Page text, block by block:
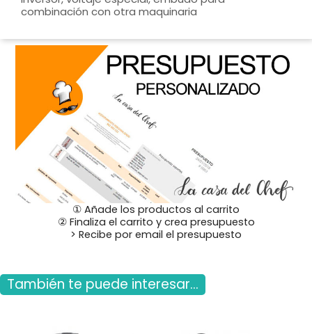
combinación con otra maquinaria
① Añade los productos al carrito
② Finaliza el carrito y crea presupuesto
> Recibe por email el presupuesto
También te puede interesar...